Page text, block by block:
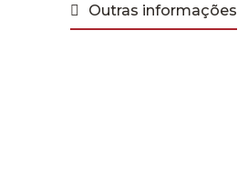
Outras informações